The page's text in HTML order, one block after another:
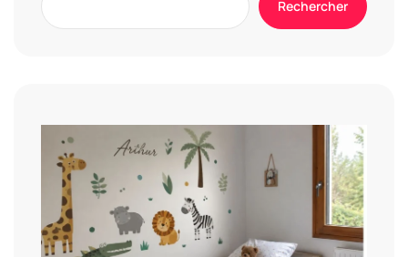
Rechercher